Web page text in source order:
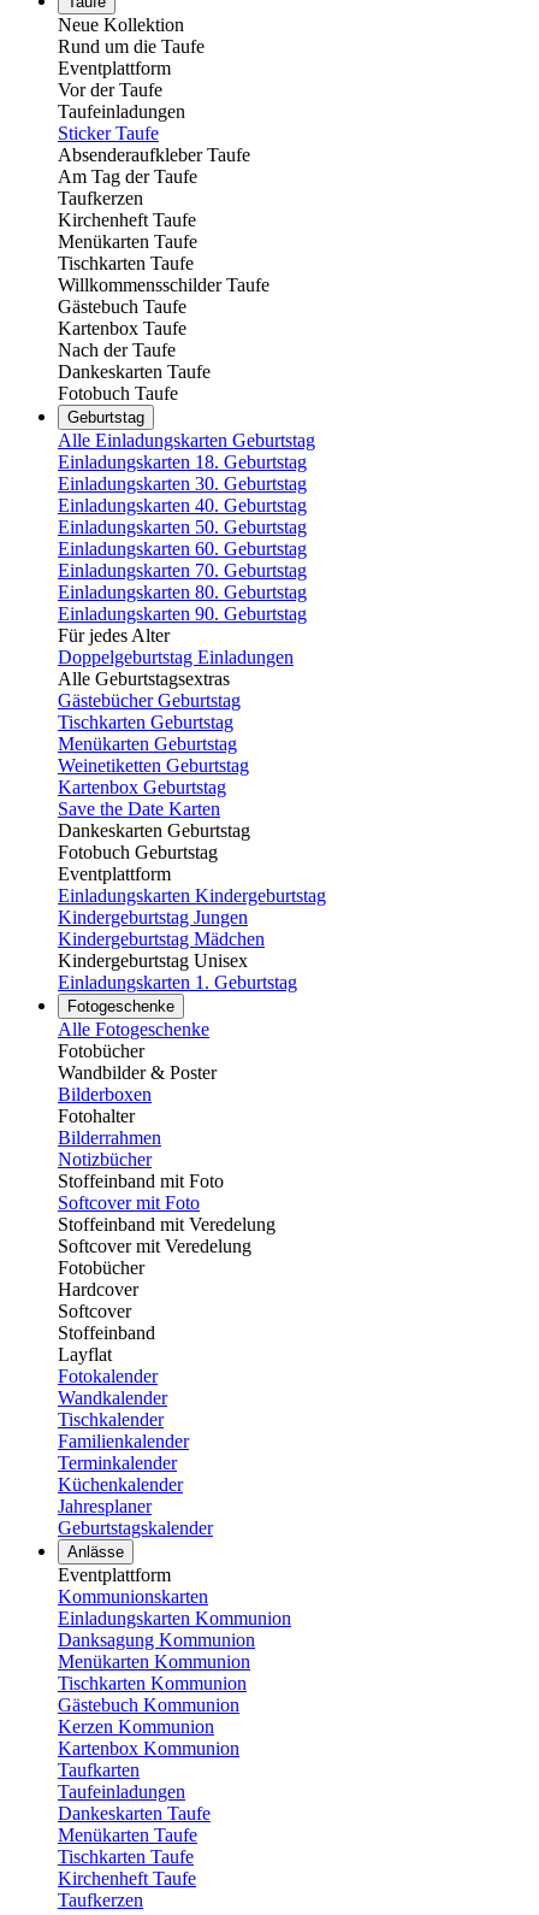
Neue Kollektion
Rund um die Taufe
Eventplattform
Vor der Taufe
Taufeinladungen
Sticker Taufe
Absenderaufkleber Taufe
Am Tag der Taufe
Taufkerzen
Kirchenheft Taufe
Menükarten Taufe
Tischkarten Taufe
Willkommensschilder Taufe
Gästebuch Taufe
Kartenbox Taufe
Nach der Taufe
Dankeskarten Taufe
Fotobuch Taufe
Geburtstag
Alle Einladungskarten Geburtstag
Einladungskarten 18. Geburtstag
Einladungskarten 30. Geburtstag
Einladungskarten 40. Geburtstag
Einladungskarten 50. Geburtstag
Einladungskarten 60. Geburtstag
Einladungskarten 70. Geburtstag
Einladungskarten 80. Geburtstag
Einladungskarten 90. Geburtstag
Für jedes Alter
Doppelgeburtstag Einladungen
Alle Geburtstagsextras
Gästebücher Geburtstag
Tischkarten Geburtstag
Menükarten Geburtstag
Weinetiketten Geburtstag
Kartenbox Geburtstag
Save the Date Karten
Dankeskarten Geburtstag
Fotobuch Geburtstag
Eventplattform
Einladungskarten Kindergeburtstag
Kindergeburtstag Jungen
Kindergeburtstag Mädchen
Kindergeburtstag Unisex
Einladungskarten 1. Geburtstag
Fotogeschenke
Alle Fotogeschenke
Fotobücher
Wandbilder & Poster
Bilderboxen
Fotohalter
Bilderrahmen
Notizbücher
Stoffeinband mit Foto
Softcover mit Foto
Stoffeinband mit Veredelung
Softcover mit Veredelung
Fotobücher
Hardcover
Softcover
Stoffeinband
Layflat
Fotokalender
Wandkalender
Tischkalender
Familienkalender
Terminkalender
Küchenkalender
Jahresplaner
Geburtstagskalender
Anlässe
Eventplattform
Kommunionskarten
Einladungskarten Kommunion
Danksagung Kommunion
Menükarten Kommunion
Tischkarten Kommunion
Gästebuch Kommunion
Kerzen Kommunion
Kartenbox Kommunion
Taufkarten
Taufeinladungen
Dankeskarten Taufe
Menükarten Taufe
Tischkarten Taufe
Kirchenheft Taufe
Taufkerzen